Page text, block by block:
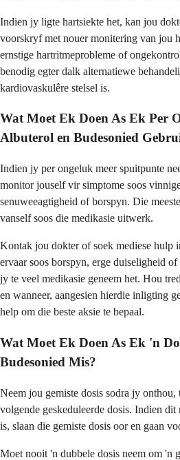
Indien jy ligte hartsiekte het, kan jou
voorskryf met nouer monitering van jou
ernstige hartritmeprobleme of
benodig egter dalk alternatiewe
kardiovaskulêre stelsel is.
Wat Moet Ek Doen As Ek Per
Albuterol en Budesonied
Indien jy per ongeluk meer spuitpunte
monitor jouself vir simptome soos
senuweeagtigheid of borspyn. Die
vanself soos die medikasie uitwerk.
Kontak jou dokter of soek mediese hulp
ervaar soos borspyn, erge duiseligheid
jy te veel medikasie geneem het. Hou
en wanneer, aangesien hierdie inligting
help om die beste aksie te bepaal.
Wat Moet Ek Doen As Ek 'n
Budesonied Mis?
Neem jou gemiste dosis sodra jy
volgende geskeduleerde dosis. Indien
is, slaan die gemiste dosis oor en gaan
Moet nooit 'n dubbele dosis neem om 'n